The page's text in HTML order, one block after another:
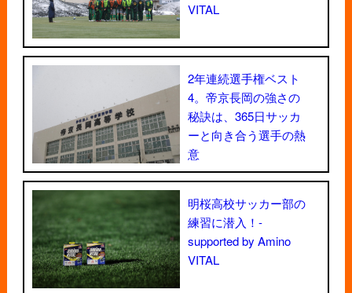
VITAL
2年連続選手権ベスト
4。帝京長岡の強さの
秘訣は、365日サッカ
ーと向き合う選手の熱
意
明桜高校サッカー部の
練習に潜入！-
supported by Amino
VITAL